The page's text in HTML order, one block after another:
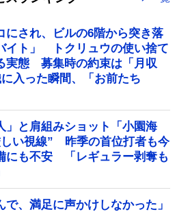
にされ、ビルの6階から突き落
イト」 トクリュウの使い捨て
実態 募集時の約束は「月収
入った瞬間、「お前たち
」と肩組みショット「小園海
い視線” 昨季の首位打者も今
にも不安 「レギュラー剥奪も
で、満足に声かけしなかった」